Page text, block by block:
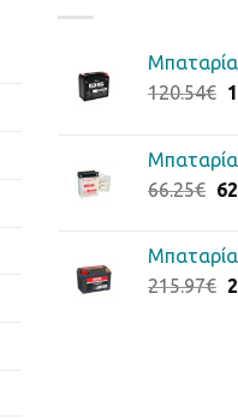
120.54€
66.25€
Μπαταρία
215.97€